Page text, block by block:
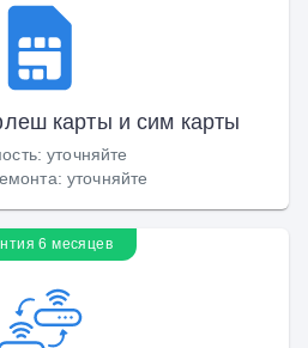
карты и сим карты
:уточняйте
: уточняйте
6 месяцев